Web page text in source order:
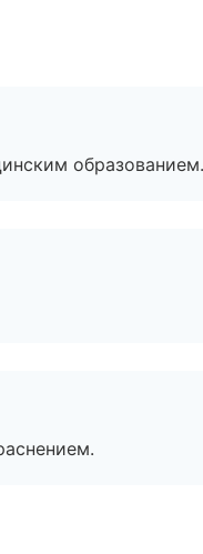
образованием.